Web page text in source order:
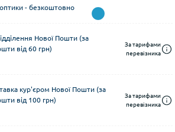
- безкоштовно
Нової Пошти (за
від 60 грн)
За тарифами
перевізника
кур'єром Нової Пошти (за
від 100 грн)
За тарифами
перевізника